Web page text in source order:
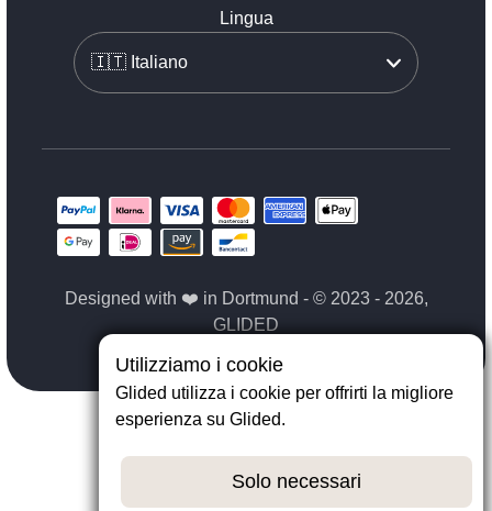
Lingua
Designed with ❤️ in Dortmund - © 2023 - 2026,
GLIDED
Utilizziamo i cookie
Glided utilizza i cookie per offrirti la migliore
esperienza su Glided.
Solo necessari